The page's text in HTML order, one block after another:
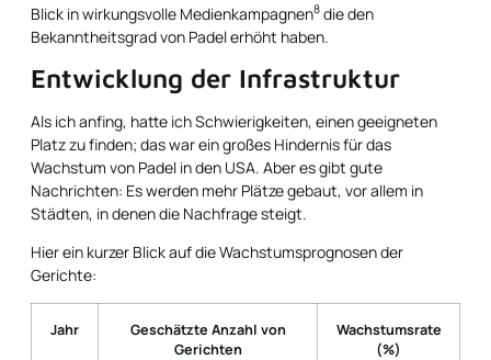
Blick inwirkungsvolle Medienkampagnen8 die den
Bekanntheitsgrad von Padel erhöht haben.
Entwicklung der Infrastruktur
Als ich anfing, hatte ich Schwierigkeiten, einen geeigneten
Platz zu finden; das war ein großes Hindernis für das
Wachstum von Padel in den USA. Aber es gibt gute
Nachrichten: Es werden mehr Plätze gebaut, vor allem in
Städten, in denen die Nachfrage steigt.
Hier ein kurzer Blick auf die Wachstumsprognosen der
Gerichte:
Jahr
Geschätzte Anzahl von
Gerichten
Wachstumsrate
(%)